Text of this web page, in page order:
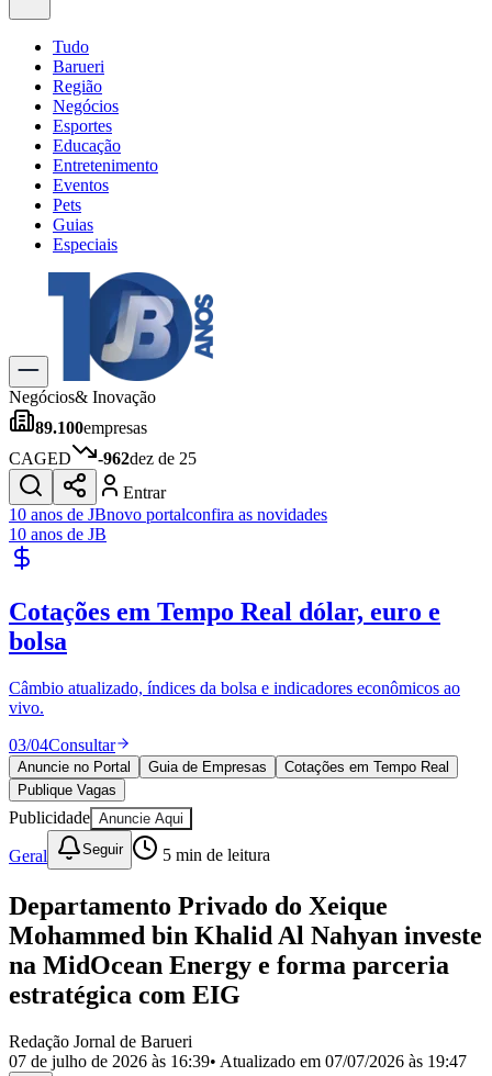
Tudo
Barueri
Região
Negócios
Esportes
Educação
Entretenimento
Eventos
Pets
Guias
Especiais
Explore Tudo
Últimas Notícias
Previsão do Tempo
Trânsito e Rotas
Dia a Dia & Lazer
Gastronomia
Cinema & Shows
JogosNovo
Para Sua Empresa
Publicidade Legal
Política
Esportes
Cultura
Meio Ambiente
Obras
Educação
Bairros de Barueri
Selecione sua região Para notícias da sua região
AldeiaAldeia da SerraAldeia de BarueriAlphavilleBairro
JubranBelvalBethavilleBoa
Califórnia CarapicuíbaCentroChácaras MarcoCidades da
RegiãoCotiaCruz PretaEngenho Novo
CalifórniaJardim dos Altos
EsperançaJardim GrazielaJardim IracemaJardim ItaquitiJardim
Negócios& Inovação
89.100empresas
CAGED
-962dez de 25
Entrar
10 anos de JBnovo portalconfira as novidades
10 anos de JB
Cotações em Tempo Real dólar, euro e
bolsa
Câmbio atualizado, índices da bolsa e indicadores econômicos ao
vivo.
03/04Consultar
Anuncie no Portal Guia de Empresas
Cotações em Tempo Real
Publique Vagas
Publicidade Anuncie Aqui
Geral Seguir 5 min de leitura
Departamento Privado do Xeique
Mohammed bin Khalid Al Nahyan investe
na MidOcean Energy e forma parceria
estratégica com EIG
Redação Jornal de Barueri
07 de julho de 2026 às 16:39• Atualizado em 07/07/2026 às 19:47